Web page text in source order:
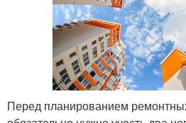
Перед планированием